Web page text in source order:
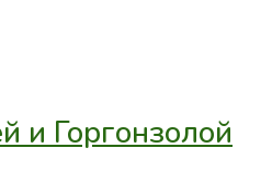
и Горгонзолой